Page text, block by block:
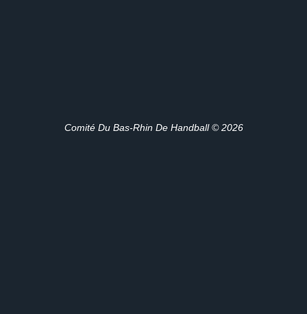
Comité Du Bas-Rhin De Handball © 2026